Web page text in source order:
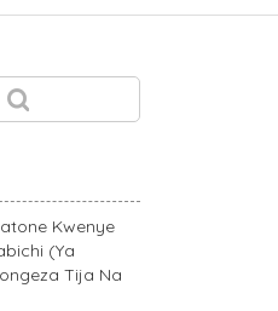
Kwenye
(Ya
Tija Na